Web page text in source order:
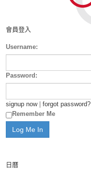
會員登入
Username:
Password:
signup now| forgot password?
Remember Me
日曆